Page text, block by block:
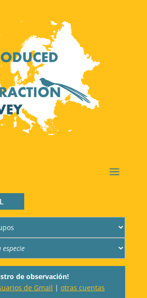
de observación!
de Gmail | otras cuentas